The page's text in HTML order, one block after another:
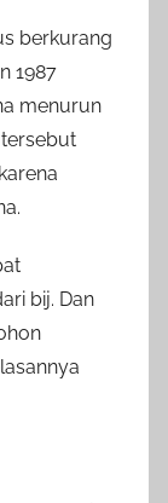
berkurang
1987
menurun
bij. Dan